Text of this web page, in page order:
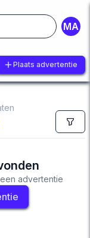
MA
Plaats advertentie
advertentie